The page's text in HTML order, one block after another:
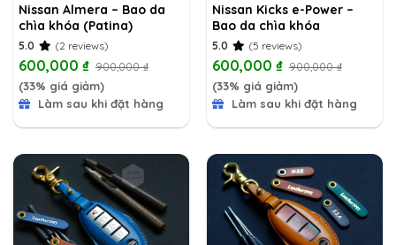
Nissan Almera – Bao da
chìa khóa (Patina)
5.0 (2 reviews)
600,000 ₫ 900,000₫
(33% giá giảm)
Làm sau khi đặt hàng
Nissan Kicks e-Power –
Bao da chìa khóa
5.0 (5 reviews)
600,000 ₫ 900,000₫
(33% giá giảm)
Làm sau khi đặt hàng